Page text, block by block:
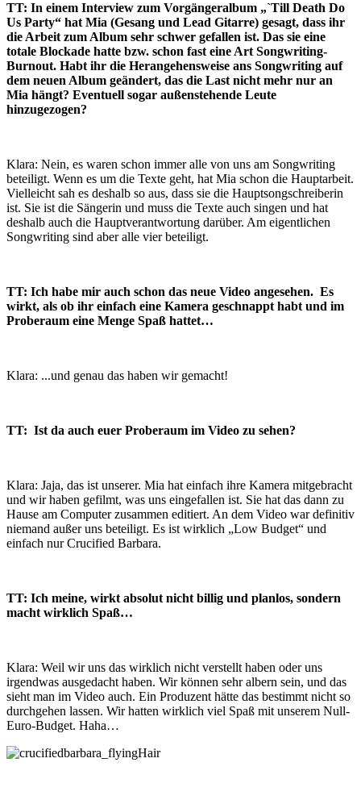
TT: In einem Interview zum Vorgängeralbum „`Till Death Do
Us Party“ hat Mia (Gesang und Lead Gitarre) gesagt, dass ihr
die Arbeit zum Album sehr schwer gefallen ist. Das sie eine
totale Blockade hatte bzw. schon fast eine Art Songwriting-
Burnout. Habt ihr die Herangehensweise ans Songwriting auf
dem neuen Album geändert, das die Last nicht mehr nur an
Mia hängt? Eventuell sogar außenstehende Leute
hinzugezogen?
Klara: Nein, es waren schon immer alle von uns am Songwriting
beteiligt. Wenn es um die Texte geht, hat Mia schon die Hauptarbeit.
Vielleicht sah es deshalb so aus, dass sie die Hauptsongschreiberin
ist. Sie ist die Sängerin und muss die Texte auch singen und hat
deshalb auch die Hauptverantwortung darüber. Am eigentlichen
Songwriting sind aber alle vier beteiligt.
TT: Ich habe mir auch schon das neue Video angesehen. Es
wirkt, als ob ihr einfach eine Kamera geschnappt habt und im
Proberaum eine Menge Spaß hattet…
Klara: ...und genau das haben wir gemacht!
TT: Ist da auch euer Proberaum im Video zu sehen?
Klara: Jaja, das ist unserer. Mia hat einfach ihre Kamera mitgebracht
und wir haben gefilmt, was uns eingefallen ist. Sie hat das dann zu
Hause am Computer zusammen editiert. An dem Video war definitiv
niemand außer uns beteiligt. Es ist wirklich „Low Budget“ und
einfach nur Crucified Barbara.
TT: Ich meine, wirkt absolut nicht billig und planlos, sondern
macht wirklich Spaß…
Klara: Weil wir uns das wirklich nicht verstellt haben oder uns
irgendwas ausgedacht haben. Wir können sehr albern sein, und das
sieht man im Video auch. Ein Produzent hätte das bestimmt nicht so
durchgehen lassen. Wir hatten wirklich viel Spaß mit unserem Null-
Euro-Budget. Haha…